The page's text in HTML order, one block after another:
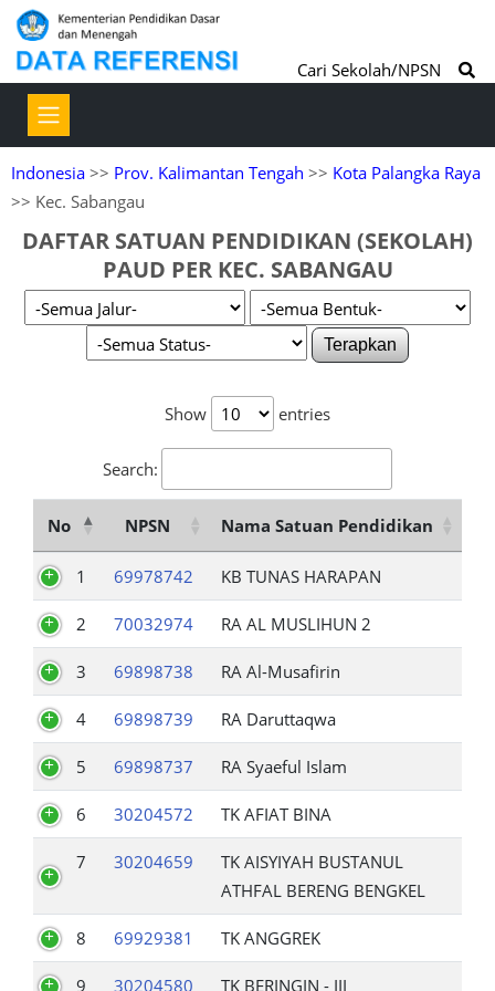
Cari Sekolah/NPSN
Indonesia >> Prov. Kalimantan Tengah >> Kota Palangka Raya
>> Kec. Sabangau
DAFTAR SATUAN PENDIDIKAN (SEKOLAH)
PAUD PER KEC. SABANGAU
Terapkan
Show entries
Search:
No NPSN Nama Satuan Pendidikan
1 69978742 KB TUNAS HARAPAN
2 70032974 RA AL MUSLIHUN 2
3 69898738 RA Al-Musafirin
4 69898739 RA Daruttaqwa
5 69898737 RA Syaeful Islam
6 30204572 TK AFIAT BINA
7 30204659
TK AISYIYAH BUSTANUL
ATHFAL BERENG BENGKEL
8 69929381 TK ANGGREK
9 30204580 TK BERINGIN - III